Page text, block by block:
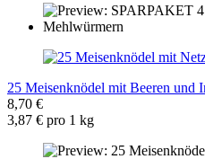
25 Meisenknödel mit Beeren und
8,70 €
3,87 € pro 1 kg